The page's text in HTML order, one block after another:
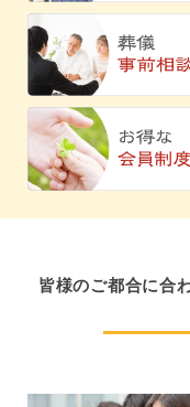
皆様のご都合に合